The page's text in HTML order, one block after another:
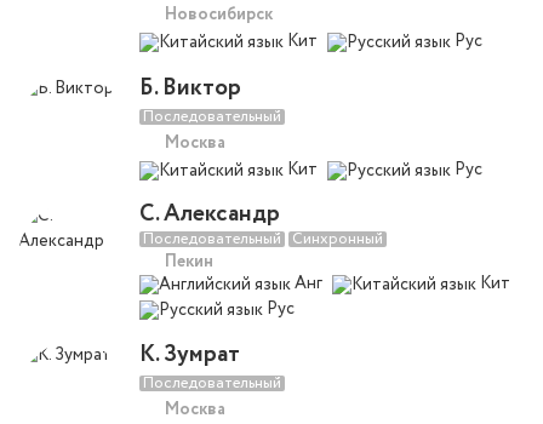
Новосибирск
Кит Рус
Б. Виктор
Последовательный
Москва
Кит Рус
С. Александр
Последовательный Синхронный
Пекин
Анг
Кит
Рус
К. Зумрат
Последовательный
Москва